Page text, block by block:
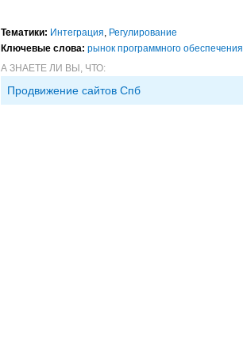
Тематики: Интеграция, Регулирование
Ключевые слова: рынок программного обеспечения
А ЗНАЕТЕ ЛИ ВЫ, ЧТО:
Продвижение сайтов Спб